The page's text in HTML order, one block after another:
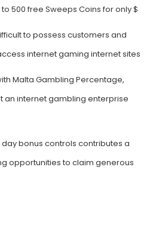
500 free Sweeps Coins for only $
to possess customers and
internet gaming internet sites
Malta Gambling Percentage,
an internet gambling enterprise
bonus controls contributes a
opportunities to claim generous